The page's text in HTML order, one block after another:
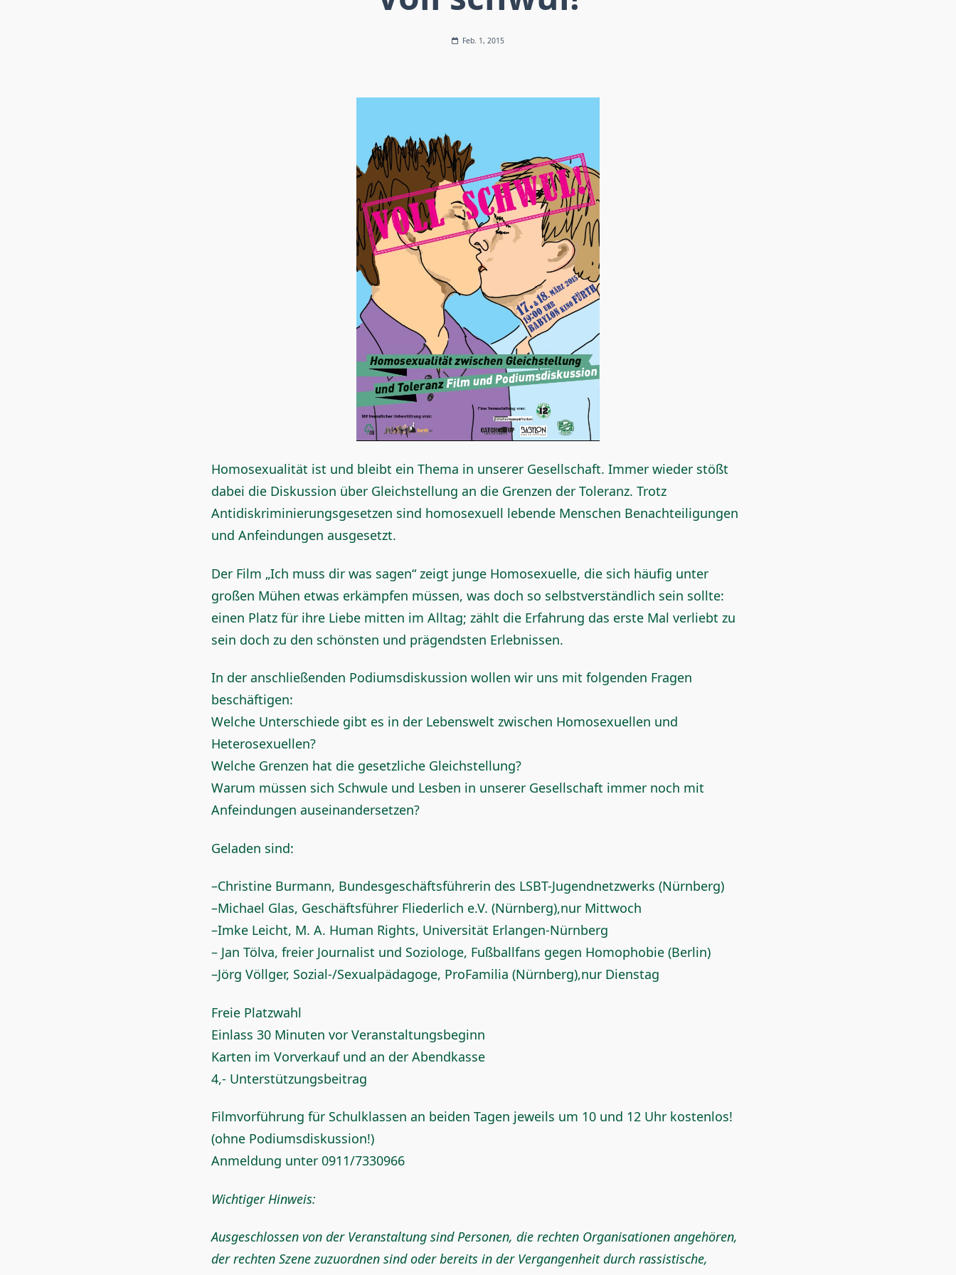
Feb. 1, 2015
Homosexualität ist und bleibt ein Thema in unserer Gesellschaft. Immer wieder stößt
dabei die Diskussion über Gleichstellung an die Grenzen der Toleranz. Trotz
Antidiskriminierungsgesetzen sind homosexuell lebende Menschen Benachteiligungen
und Anfeindungen ausgesetzt.
Der Film „Ich muss dir was sagen“ zeigt junge Homosexuelle, die sich häufig unter
großen Mühen etwas erkämpfen müssen, was doch so selbstverständlich sein sollte:
einen Platz für ihre Liebe mitten im Alltag; zählt die Erfahrung das erste Mal verliebt zu
sein doch zu den schönsten und prägendsten Erlebnissen.
In der anschließenden Podiumsdiskussion wollen wir uns mit folgenden Fragen
beschäftigen:
Welche Unterschiede gibt es in der Lebenswelt zwischen Homosexuellen und
Heterosexuellen?
Welche Grenzen hat die gesetzliche Gleichstellung?
Warum müssen sich Schwule und Lesben in unserer Gesellschaft immer noch mit
Anfeindungen auseinandersetzen?
Geladen sind:
–Christine Burmann, Bundesgeschäftsführerin des LSBT-Jugendnetzwerks (Nürnberg)
–Michael Glas, Geschäftsführer Fliederlich e.V. (Nürnberg),nur Mittwoch
–Imke Leicht, M. A. Human Rights, Universität Erlangen-Nürnberg
– Jan Tölva, freier Journalist und Soziologe, Fußballfans gegen Homophobie (Berlin)
–Jörg Völlger, Sozial-/Sexualpädagoge, ProFamilia (Nürnberg),nur Dienstag
Freie Platzwahl
Einlass 30 Minuten vor Veranstaltungsbeginn
Karten im Vorverkauf und an der Abendkasse
4,- Unterstützungsbeitrag
Filmvorführung für Schulklassen an beiden Tagen jeweils um 10 und 12 Uhr kostenlos!
(ohne Podiumsdiskussion!)
Anmeldung unter 0911/7330966
Wichtiger Hinweis:
Ausgeschlossen von der Veranstaltung sind Personen, die rechten Organisationen angehören,
der rechten Szene zuzuordnen sind oder bereits in der Vergangenheit durch rassistische,